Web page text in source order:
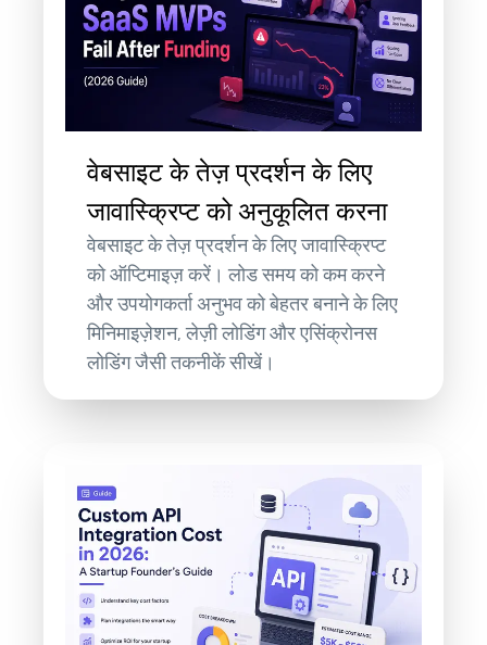
वेबसाइट के तेज़ प्रदर्शन के लिए
जावास्क्रिप्ट को अनुकूलित करना
वेबसाइट के तेज़ प्रदर्शन के लिए जावास्क्रिप्ट
को ऑप्टिमाइज़ करें। लोड समय को कम करने
और उपयोगकर्ता अनुभव को बेहतर बनाने के लिए
मिनिमाइज़ेशन, लेज़ी लोडिंग और एसिंक्रोनस
लोडिंग जैसी तकनीकें सीखें।